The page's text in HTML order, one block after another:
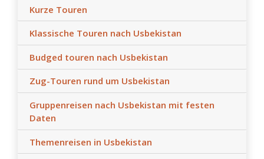
Kurze Touren
Klassische Touren nach Usbekistan
Budged touren nach Usbekistan
Zug-Touren rund um Usbekistan
Gruppenreisen nach Usbekistan mit festen
Daten
Themenreisen in Usbekistan